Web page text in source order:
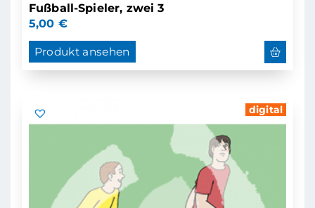
Fußball-Spieler, zwei 3
5,00 €
Produkt ansehen
digital